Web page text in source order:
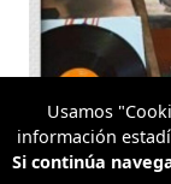
Usamos
información
Si continúa